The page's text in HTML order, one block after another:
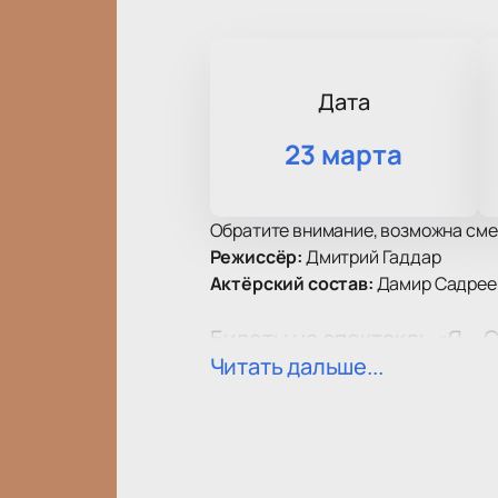
Дата
23 марта
Обратите внимание, возможна
Режиссёр:Дмитрий Гаддар
Актёрский состав:Дамир
Билеты на спектакль «Я –
В афише театра появился
Читать дальше...